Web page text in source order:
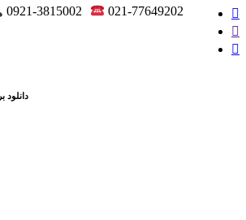
0921-3815002 021-77649202
دانلود